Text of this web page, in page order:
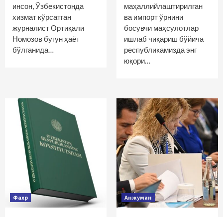
инсон, Ўзбекистонда
хизмат кўрсатган
журналист Ортиқали
Номозов бугун ҳаёт
бўлганида…
маҳаллийлаштирилган
ва импорт ўрнини
босувчи маҳсулотлар
ишлаб чиқариш бўйича
республикамизда энг
юқори…
Фахр Анжуман